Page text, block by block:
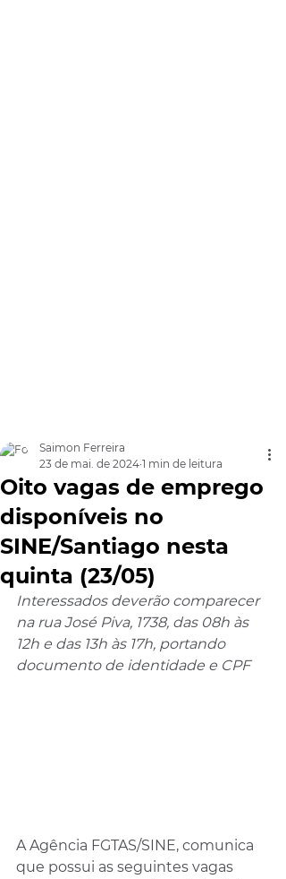
Oito vagas de emprego
disponíveis no
SINE/Santiago nesta
quinta (23/05)
Saimon Ferreira
23 de mai. de 2024 1 min de leitura
Interessados deverão comparecer
na rua José Piva, 1738, das 08h às
12h e das 13h às 17h, portando
documento de identidade e CPF
A Agência FGTAS/SINE, comunica
que possui as seguintes vagas